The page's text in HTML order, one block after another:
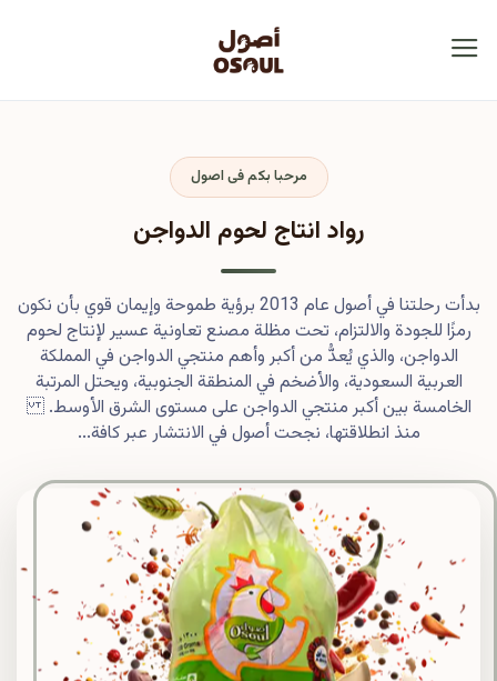
مرحبا بكم فى اصول
رواد انتاج لحوم الدواجن
بدأت رحلتنا في أصول عام 2013 برؤية طموحة وإيمان قوي بأن نكون
رمزًا للجودة والالتزام، تحت مظلة مصنع تعاونية عسير لإنتاج لحوم
الدواجن، والذي يُعدُّ من أكبر وأهم منتجي الدواجن في المملكة
العربية السعودية، والأضخم في المنطقة الجنوبية، ويحتل المرتبة
الخامسة بين أكبر منتجي الدواجن على مستوى الشرق الأوسط.
منذ انطلاقتها، نجحت أصول في الانتشار عبر كافة...